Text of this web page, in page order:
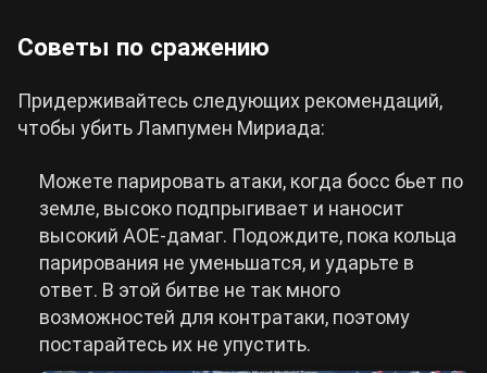
Советы по сражению
Придерживайтесь следующих рекомендаций,
чтобы убить Лампумен Мириада:
Можете парировать атаки, когда босс бьет по
земле, высоко подпрыгивает и наносит
высокий АОЕ-дамаг. Подождите, пока кольца
парирования не уменьшатся, и ударьте в
ответ. В этой битве не так много
возможностей для контратаки, поэтому
постарайтесь их не упустить.